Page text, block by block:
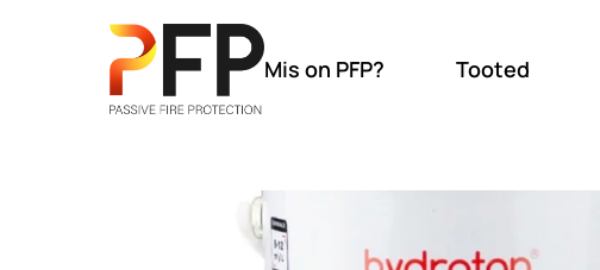
Mis on PFP? Tooted